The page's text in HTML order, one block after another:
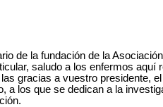
de la fundación de la
saludo a los enfermos aquí
gracias a vuestro presidente,
a los que se dedican a la